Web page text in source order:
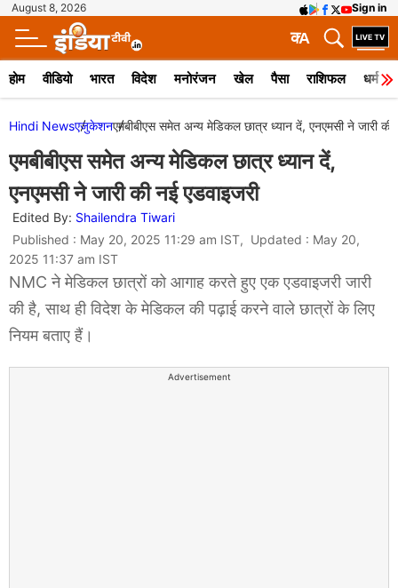
August 8, 2026 Sign in
A
क
होम वीडियो भारत विदेश मनोरंजन खेल पैसा राशिफल धर्म
Hindi Newsएजुकेशनएमबीबीएस समेत अन्य मेडिकल छात्र ध्यान दें, एनएमसी ने जारी की
एमबीबीएस समेत अन्य मेडिकल छात्र ध्यान दें,
एनएमसी ने जारी की नई एडवाइजरी
Edited By: Shailendra Tiwari
Published : May 20, 2025 11:29 am IST, Updated : May 20,
2025 11:37 am IST
NMC ने मेडिकल छात्रों को आगाह करते हुए एक एडवाइजरी जारी
की है, साथ ही विदेश के मेडिकल की पढ़ाई करने वाले छात्रों के लिए
नियम बताए हैं।
Advertisement